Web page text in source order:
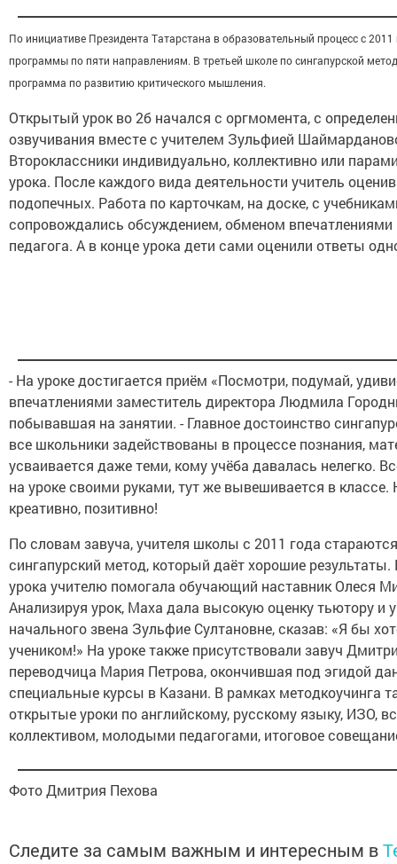
По инициативе Президента Татарстана в образовательный процесс с
программы по пяти направлениям. В третьей школе по сингапурской
программа по развитию критического мышления.
Открытый урок во 2б начался с оргмомента, с
озвучивания вместе с учителем Зульфией
Второклассники индивидуально, коллективно или
урока. После каждого вида деятельности учитель
подопечных. Работа по карточкам, на доске, с
сопровождались обсуждением, обменом
педагога. А в конце урока дети сами оценили ответы
- На уроке достигается приём «Посмотри, подумай,
впечатлениями заместитель директора Людмила
побывавшая на занятии. - Главное достоинство
все школьники задействованы в процессе познания,
усваивается даже теми, кому учёба давалась нелегко.
на уроке своими руками, тут же вывешивается в классе.
креативно, позитивно!
По словам завуча, учителя школы с 2011 года
сингапурский метод, который даёт хорошие результаты.
урока учителю помогала обучающий наставник Олеся
Анализируя урок, Маха дала высокую оценку тьютору и
начального звена Зульфие Султановне, сказав: «Я бы
учеником!» На уроке также присутствовали завуч
переводчица Мария Петрова, окончившая под эгидой
специальные курсы в Казани. В рамках методкоучинга
открытые уроки по английскому, русскому языку, ИЗО,
коллективом, молодыми педагогами, итоговое
Фото Дмитрия Пехова
Следите за самым важным и интересным в